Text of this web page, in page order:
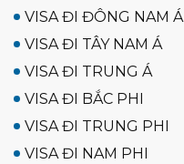
VISA ĐI ĐÔNG NAM Á
VISA ĐI TÂY NAM Á
VISA ĐI TRUNG Á
VISA ĐI BẮC PHI
VISA ĐI TRUNG PHI
VISA ĐI NAM PHI